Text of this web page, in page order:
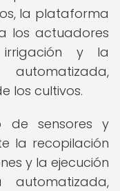
la plataforma
los actuadores
y la
los cultivos.
de sensores y
la recopilación
y la ejecución